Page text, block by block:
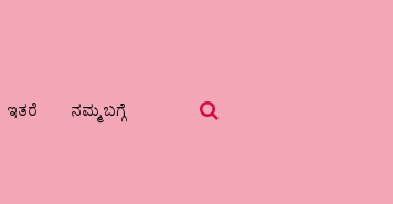
ಇತರೆ ನಮ್ಮ ಬಗ್ಗೆ